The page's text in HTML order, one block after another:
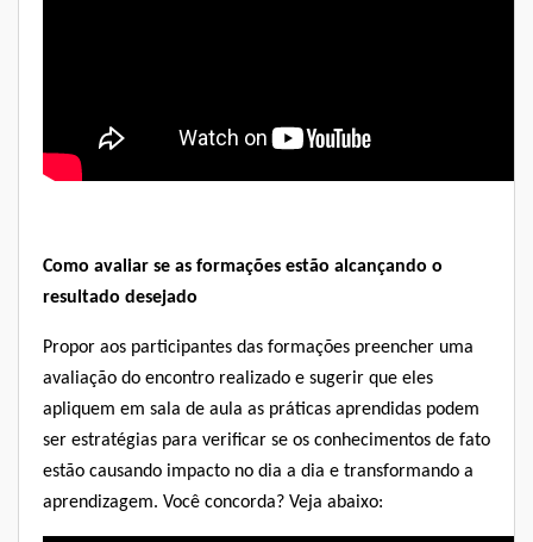
Como avaliar se as formações estão alcançando o
resultado desejado
Propor aos participantes das formações preencher uma
avaliação do encontro realizado e sugerir que eles
apliquem em sala de aula as práticas aprendidas podem
ser estratégias para verificar se os conhecimentos de fato
estão causando impacto no dia a dia e transformando a
aprendizagem. Você concorda? Veja abaixo: